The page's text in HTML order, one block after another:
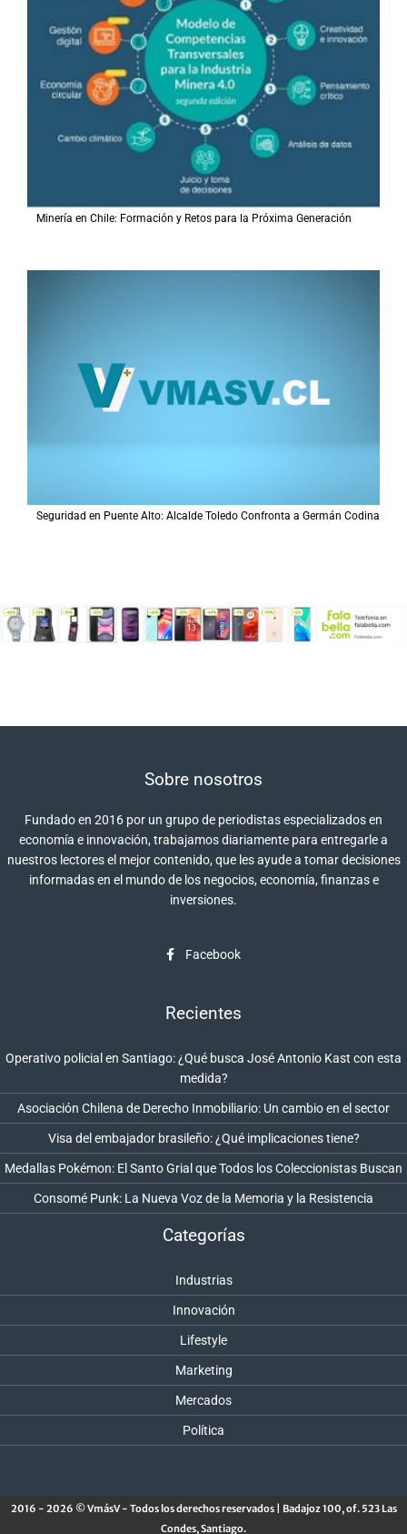
Minería en Chile: Formación y Retos para la Próxima Generación
Seguridad en Puente Alto: Alcalde Toledo Confronta a Germán Codina
Sobre nosotros
Fundado en 2016 por un grupo de periodistas especializados en
economía e innovación, trabajamos diariamente para entregarle a
nuestros lectores el mejor contenido, que les ayude a tomar decisiones
informadas en el mundo de los negocios, economía, finanzas e
inversiones.
Facebook
Recientes
Operativo policial en Santiago: ¿Qué busca José Antonio Kast con esta
medida?
Asociación Chilena de Derecho Inmobiliario: Un cambio en el sector
Visa del embajador brasileño: ¿Qué implicaciones tiene?
Medallas Pokémon: El Santo Grial que Todos los Coleccionistas Buscan
Consomé Punk: La Nueva Voz de la Memoria y la Resistencia
Categorías
Industrias
Innovación
Lifestyle
Marketing
Mercados
Política
2016 - 2026 © VmásV - Todos los derechos reservados | Badajoz 100, of. 523 Las
Condes, Santiago.